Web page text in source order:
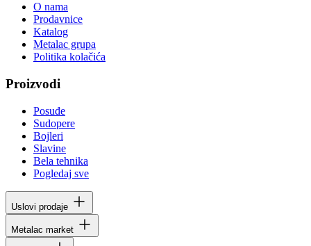
O nama
Prodavnice
Katalog
Metalac grupa
Politika kolačića
Proizvodi
Posuđe
Sudopere
Bojleri
Slavine
Bela tehnika
Pogledaj sve
Uslovi prodaje
Metalac market